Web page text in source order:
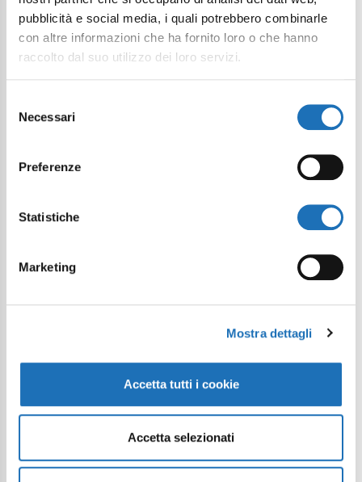
pubblicità e social media, i quali potrebbero combinarle
con altre informazioni che ha fornito loro o che hanno
raccolto dal suo utilizzo dei loro servizi.
delNecessari
Preferenze
Statistiche
Marketing
Mostra dettagli
Accetta tutti i cookie
Accetta selezionati